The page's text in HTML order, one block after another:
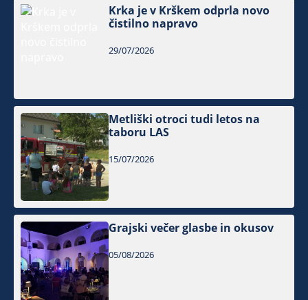
Krka je v Krškem odprla novo
čistilno napravo
29/07/2026
Metliški otroci tudi letos na
taboru LAS
15/07/2026
Grajski večer glasbe in okusov
05/08/2026